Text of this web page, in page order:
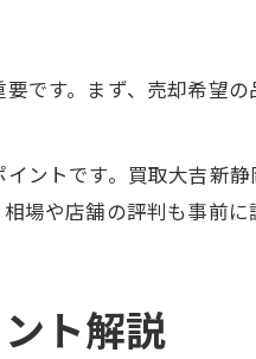
です。まず、売却希望
ントです。買取大吉新
場や店舗の評判も事前に
ト解説